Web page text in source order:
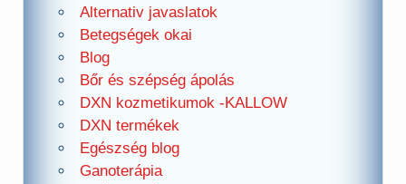
Alternativ javaslatok
Betegségek okai
Blog
Bőr és szépség ápolás
DXN kozmetikumok -KALLOW
DXN termékek
Egészség blog
Ganoterápia